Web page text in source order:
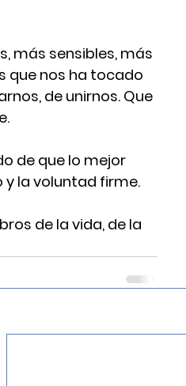
más sensibles, más
que nos ha tocado
de unirnos. Que
de que lo mejor
y la voluntad firme.
de la vida, de la